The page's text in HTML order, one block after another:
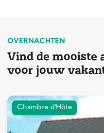
OVERNACHTEN
Vind de mooiste
voor jouw
Chambre d'Hôte